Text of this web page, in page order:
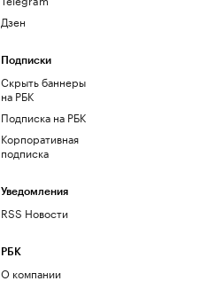
Дзен
Подписки
Скрыть баннеры
на РБК
Подписка на РБК
Корпоративная
подписка
Уведомления
RSS Новости
РБК
О компании